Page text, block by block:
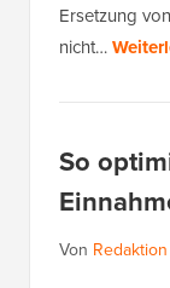
Ersetzung
nicht…
So
Von Redaktion